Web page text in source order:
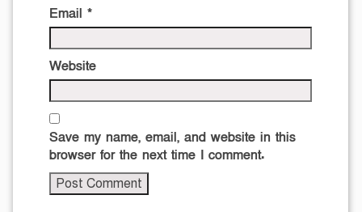
Email *
Website
Save my name, email, and website in this
browser for the next time I comment.